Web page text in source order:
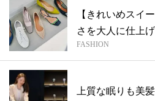
【きれいめスイ
さを大人に仕上
リス...
FASHION
上質な眠りも美